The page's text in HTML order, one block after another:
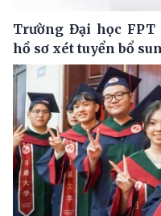
Trường Đại học FPT
hồ sơ xét tuyển bổ